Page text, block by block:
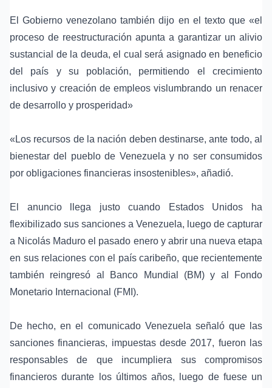
El Gobierno venezolano también dijo en el texto que «el
proceso de reestructuración apunta a garantizar un alivio
sustancial de la deuda, el cual será asignado en beneficio
del país y su población, permitiendo el crecimiento
inclusivo y creación de empleos vislumbrando un renacer
de desarrollo y prosperidad»
«Los recursos de la nación deben destinarse, ante todo, al
bienestar del pueblo de Venezuela y no ser consumidos
por obligaciones financieras insostenibles», añadió.
El anuncio llega justo cuando Estados Unidos ha
flexibilizado sus sanciones a Venezuela, luego de capturar
a Nicolás Maduro el pasado enero y abrir una nueva etapa
en sus relaciones con el país caribeño, que recientemente
también reingresó al Banco Mundial (BM) y al Fondo
Monetario Internacional (FMI).
De hecho, en el comunicado Venezuela señaló que las
sanciones financieras, impuestas desde 2017, fueron las
responsables de que incumpliera sus compromisos
financieros durante los últimos años, luego de fuese un